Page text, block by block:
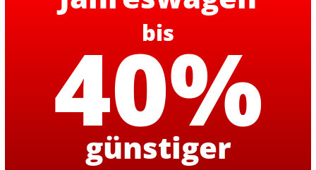
bis
40%
günstiger